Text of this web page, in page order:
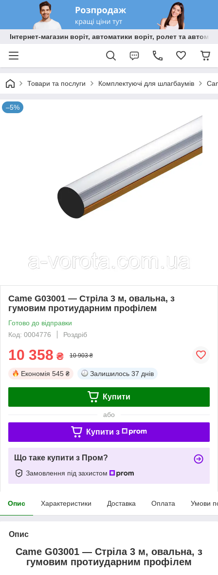
Інтернет-магазин воріт, автоматики воріт, ролет та
Товари та послуги Комплектуючі для шлагбаумів
–5%
Came G03001 — Стріла 3 м, овальна, з
гумовим протиударним профілем
Готово до відправки
Код: 0004776
Роздріб
10 358 ₴ 10 903 ₴
Економія 545 ₴ Залишилось 37 днів
Купити
або
Купити з
Що таке купити з Пром?
Замовлення під захистом
Опис Характеристики Доставка Оплата Умови
Опис
Came G03001 — Стріла 3 м, овальна, з
гумовим протиударним профілем